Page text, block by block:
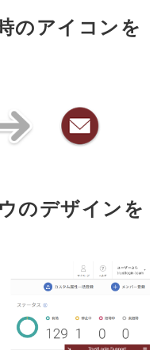
のアイコンを
のデザインを